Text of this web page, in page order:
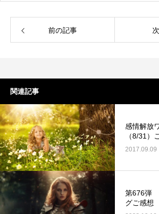
前の記事
関連記事
感情解放
（8/31）
2017.09.09
第676弾
グご感想